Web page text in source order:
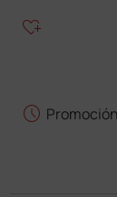
heart_plus
schedule